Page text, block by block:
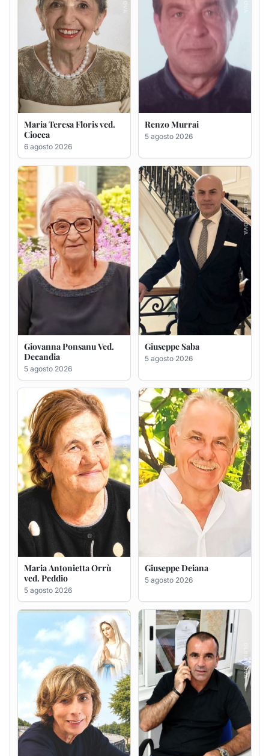
Giovanna Ponsanu Ved.
Decandia
5 agosto 2026
Giuseppe Saba
5 agosto 2026
Maria Antonietta Orrù
ved. Peddio
5 agosto 2026
Giuseppe Deiana
5 agosto 2026
Rosa Maria Usai ved.
D'Attellis
5 agosto 2026
Bastianino Taras
4 agosto 2026